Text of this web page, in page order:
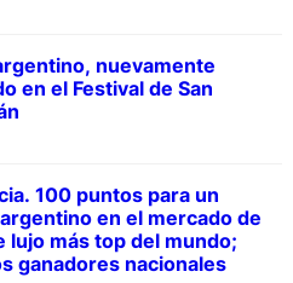
nuevamente
en el Festival de San
100 puntos para un
en el mercado de
lujo más top del mundo;
ganadores nacionales